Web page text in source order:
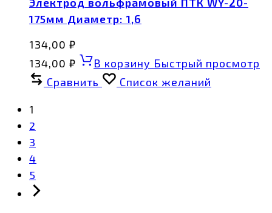
Электрод вольфрамовый ПТК WY-20-
175мм Диаметр: 1,6
134,00 ₽
134,00 ₽ В корзину Быстрый просмотр
Сравнить
Список желаний
1
2
3
4
5